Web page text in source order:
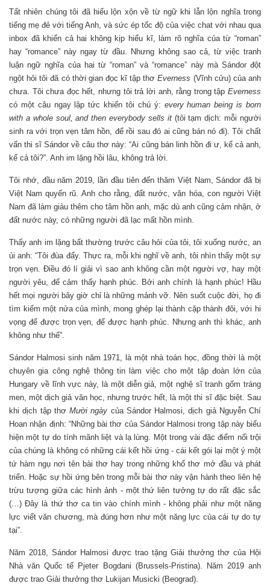
Tất nhiên chúng tôi đã hiểu lộn xộn về từ ngữ khi lẫn lộn nghĩa trong
tiếng mẹ đẻ với tiếng Anh, và sức ép tốc độ của việc chat với nhau qua
inbox đã khiến cả hai không kịp hiểu kĩ, làm rõ nghĩa của từ “roman”
hay “romance” này ngay từ đầu. Nhưng không sao cả, từ việc tranh
luận ngữ nghĩa của hai từ “roman” và “romance” này mà Sándor đột
ngột hỏi tôi đã có thời gian đọc kĩ tập thơ Everness (Vĩnh cửu) của anh
chưa. Tôi chưa đọc hết, nhưng tôi trả lời anh, rằng trong tập Everness
có một câu ngay lập tức khiến tôi chú ý: every human being is born
with a whole soul, and then everybody sells it(tôi tạm dịch: mỗi người
sinh ra với trọn vẹn tâm hồn, để rồi sau đó ai cũng bán nó đi). Tôi chất
vấn thi sĩ Sándor về câu thơ này: “Ai cũng bán linh hồn đi ư, kể cả anh,
kể cả tôi?”. Anh im lặng hồi lâu, không trả lời.
Tôi nhớ, đầu năm 2019, lần đầu tiên đến thăm Việt Nam, Sándor đã bị
Việt Nam quyến rũ. Anh cho rằng, đất nước, văn hóa, con người Việt
Nam đã làm giàu thêm cho tâm hồn anh, mặc dù anh cũng cảm nhận, ở
đất nước này, có những người đã lạc mất hồn mình.
Thấy anh im lặng bất thường trước câu hỏi của tôi, tôi xuống nước, an
ủi anh: “Tôi đùa đấy. Thực ra, mỗi khi nghĩ về anh, tôi nhìn thấy một sự
trọn vẹn. Điều đó lí giải vì sao anh không cần một người vợ, hay một
người yêu, để cảm thấy hạnh phúc. Bởi anh chính là hạnh phúc! Hầu
hết mọi người bây giờ chỉ là những mảnh vỡ. Nên suốt cuộc đời, họ đi
tìm kiếm một nửa của mình, mong ghép lại thành cặp thành đôi, với hi
vọng để được trọn vẹn, để được hạnh phúc. Nhưng anh thì khác, anh
không như thế”.
Sándor Halmosi sinh năm 1971, là một nhà toán học, đồng thời là một
chuyên gia công nghệ thông tin làm việc cho một tập đoàn lớn của
Hungary về lĩnh vực này, là một diễn giả, một nghệ sĩ tranh gốm tráng
men, một dịch giả văn học, nhưng trước hết, là một thi sĩ đặc biệt. Sau
khi dịch tập thơ Mười ngày của Sándor Halmosi, dịch giả Nguyễn Chí
Hoan nhận định: “Những bài thơ của Sándor Halmosi trong tập này biểu
hiện một tự do tính mãnh liệt và lạ lùng. Một trong vài đặc điểm nổi trội
của chúng là không có những cái kết hồi ứng - cái kết gói lại một ý một
tứ hàm ngụ nơi tên bài thơ hay trong những khổ thơ mở đầu và phát
triển. Hoặc sự hồi ứng bên trong mỗi bài thơ này vận hành theo liên hệ
trừu tượng giữa các hình ảnh - một thứ liên tưởng tự do rất đặc sắc
(…) Đây là thứ thơ ca tin vào chính mình - không phải như một năng
lực viết văn chương, mà đúng hơn như một năng lực của cái tự do tự
tại”.
Năm 2018, Sándor Halmosi được trao tặng Giải thưởng thơ của Hội
Nhà văn Quốc tế Pjeter Bogdani (Brussels-Pristina). Năm 2019 anh
được trao Giải thưởng thơ Lukijan Musicki (Beograd).